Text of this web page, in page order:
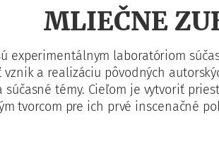
MLIEČNE
experimentálnym laboratóriom
a realizáciu pôvodných
súčasné témy. Cieľom je vytvoriť
tvorcom pre ich prvé inscenačné